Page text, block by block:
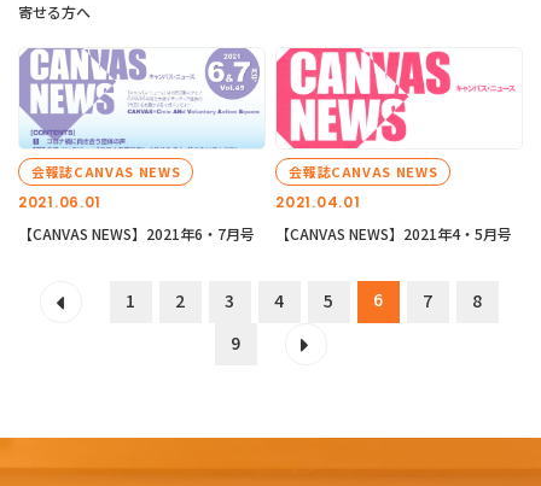
寄せる方へ
2021.06.01
会報誌CANVAS NEWS
【CANVAS NEWS】2021年6・7月号
2021.04.01
会報誌CANVAS NEWS
【CANVAS NEWS】2021年4・5月号
1 2 3 4 5 6 7
8
9